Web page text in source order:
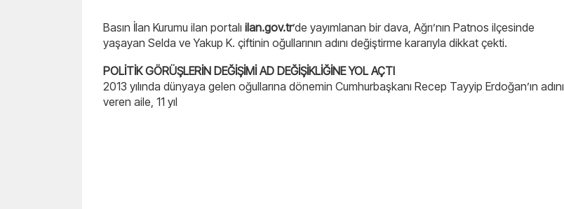
Basın İlan Kurumu ilan portalı ilan.gov.tr’de yayımlanan bir dava, Ağrı’nın Patnos ilçesinde
yaşayan Selda ve Yakup K. çiftinin oğullarının adını değiştirme kararıyla dikkat çekti.
POLİTİK GÖRÜŞLERİN DEĞİŞİMİ AD DEĞİŞİKLİĞİNE YOL AÇTI
2013 yılında dünyaya gelen oğullarına dönemin Cumhurbaşkanı Recep Tayyip Erdoğan’ın adını
veren aile, 11 yıl